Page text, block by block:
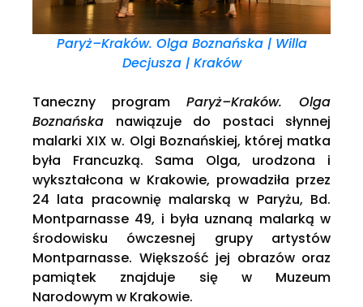
Paryż–Kraków. Olga Boznańska | Willa
Decjusza | Kraków
Taneczny program Paryż–Kraków. Olga
Boznańska nawiązuje do postaci słynnej
malarki XIX w. Olgi Boznańskiej, której matka
była Francuzką. Sama Olga, urodzona i
wykształcona w Krakowie, prowadziła przez
24 lata pracownię malarską w Paryżu, Bd.
Montparnasse 49, i była uznaną malarką w
środowisku ówczesnej grupy artystów
Montparnasse. Większość jej obrazów oraz
pamiątek znajduje się w Muzeum
Narodowym w Krakowie.